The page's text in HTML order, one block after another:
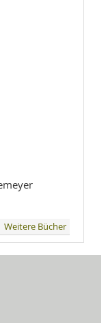
Weitere Bücher